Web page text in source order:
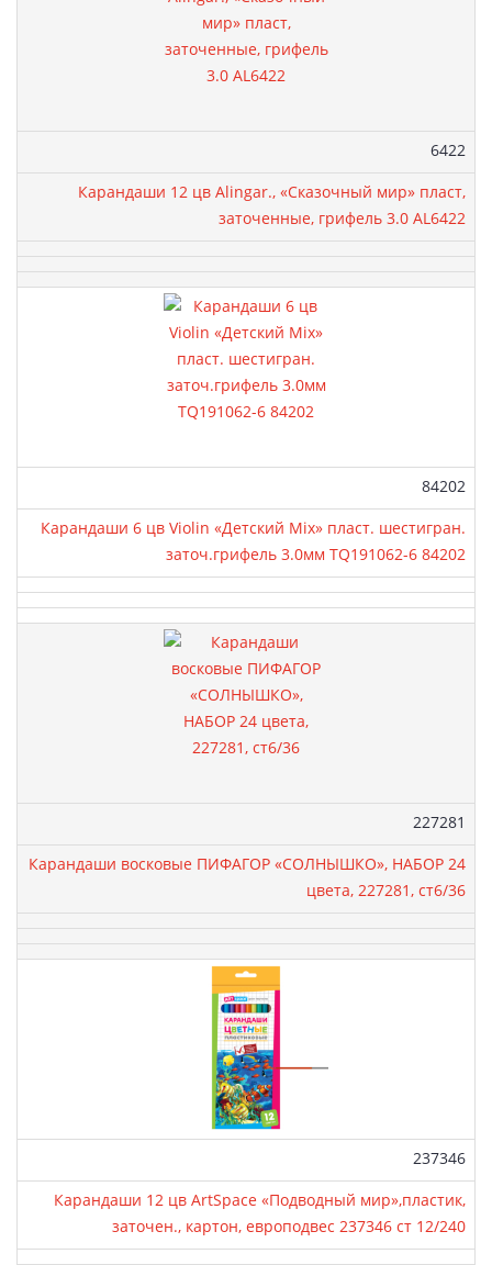
6422
Карандаши 12 цв Alingar., «Сказочный мир» пласт,
заточенные, грифель 3.0 AL6422
Артикул:
84202
Карандаши 6 цв Violin «Детский Mix» пласт. шестигран.
заточ.грифель 3.0мм TQ191062-6 84202
Артикул:
227281
Карандаши восковые ПИФАГОР «СОЛНЫШКО», НАБОР 24
цвета, 227281, ст6/36
Артикул:
237346
Карандаши 12 цв ArtSpace «Подводный мир»,пластик,
заточен., картон, европодвес 237346 ст 12/240